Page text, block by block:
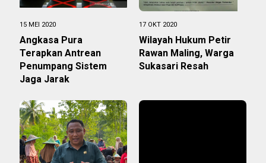
15 MEI 2020
Angkasa Pura
Terapkan Antrean
Penumpang Sistem
Jaga Jarak
17 OKT 2020
Wilayah Hukum Petir
Rawan Maling, Warga
Sukasari Resah